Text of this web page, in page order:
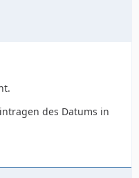
des Datums in